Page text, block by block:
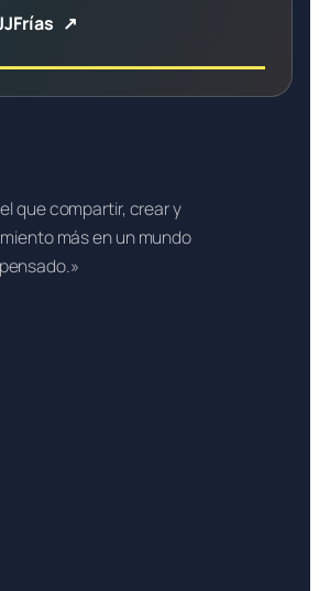
que compartir, crear y
más en un mundo